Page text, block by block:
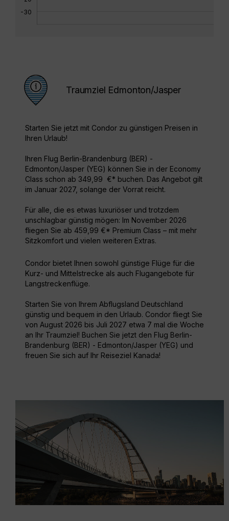
-30
Traumziel Edmonton/Jasper
Starten Sie jetzt mit Condor zu günstigen Preisen in
Ihren Urlaub!
Ihren Flug Berlin-Brandenburg (BER) -
Edmonton/Jasper (YEG) können Sie in der Economy
Class schon ab 349,99 €* buchen. Das Angebot gilt
im Januar 2027, solange der Vorrat reicht.
Für alle, die es etwas luxuriöser und trotzdem
unschlagbar günstig mögen: Im November 2026
fliegen Sie ab 459,99 €* Premium Class – mit mehr
Sitzkomfort und vielen weiteren Extras.
Condor bietet Ihnen sowohl günstige Flüge für die
Kurz- und Mittelstrecke als auch Flugangebote für
Langstreckenflüge.
Starten Sie von Ihrem Abflugsland Deutschland
günstig und bequem in den Urlaub. Condor fliegt Sie
von August 2026 bis Juli 2027 etwa 7 mal die Woche
an Ihr Traumziel! Buchen Sie jetzt den Flug Berlin-
Brandenburg (BER) - Edmonton/Jasper (YEG) und
freuen Sie sich auf Ihr Reiseziel Kanada!